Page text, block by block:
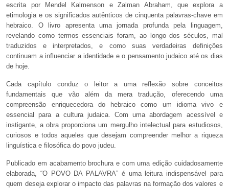
escrita por Mendel Kalmenson e Zalman Abraham, que explora a
etimologia e os significados autênticos de cinquenta palavras-chave em
hebraico. O livro apresenta uma jornada profunda pela linguagem,
revelando como termos essenciais foram, ao longo dos séculos, mal
traduzidos e interpretados, e como suas verdadeiras definições
continuam a influenciar a identidade e o pensamento judaico até os dias
de hoje.
Cada capítulo conduz o leitor a uma reflexão sobre conceitos
fundamentais que vão além da mera tradução, oferecendo uma
compreensão enriquecedora do hebraico como um idioma vivo e
essencial para a cultura judaica. Com uma abordagem acessível e
instigante, a obra proporciona um mergulho intelectual para estudiosos,
curiosos e todos aqueles que desejam compreender melhor a riqueza
linguística e filosófica do povo judeu.
Publicado em acabamento brochura e com uma edição cuidadosamente
elaborada, “O POVO DA PALAVRA” é uma leitura indispensável para
quem deseja explorar o impacto das palavras na formação dos valores e